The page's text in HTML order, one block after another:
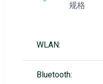
规格
WLAN:
Bluetooth: